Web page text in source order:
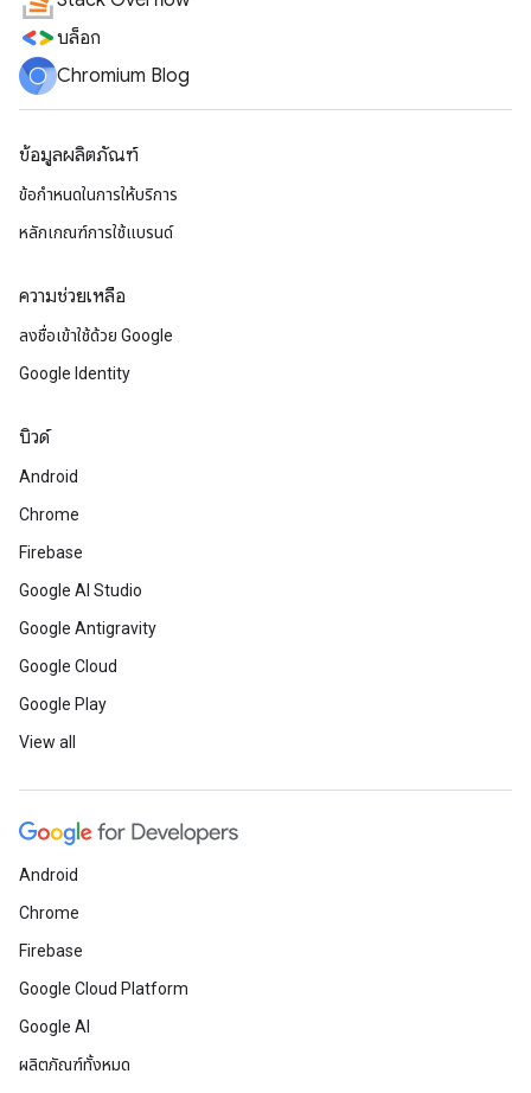
บล็อก
Chromium Blog
ข้อมูลผลิตภัณฑ์
ข้อกำหนดในการให้บริการ
หลักเกณฑ์การใช้แบรนด์
ความช่วยเหลือ
ลงชื่อเข้าใช้ด้วย Google
Google Identity
บิวด์
Android
Chrome
Firebase
Google AI Studio
Google Antigravity
Google Cloud
Google Play
View all
Android
Chrome
Firebase
Google Cloud Platform
Google AI
ผลิตภัณฑ์ทั้งหมด